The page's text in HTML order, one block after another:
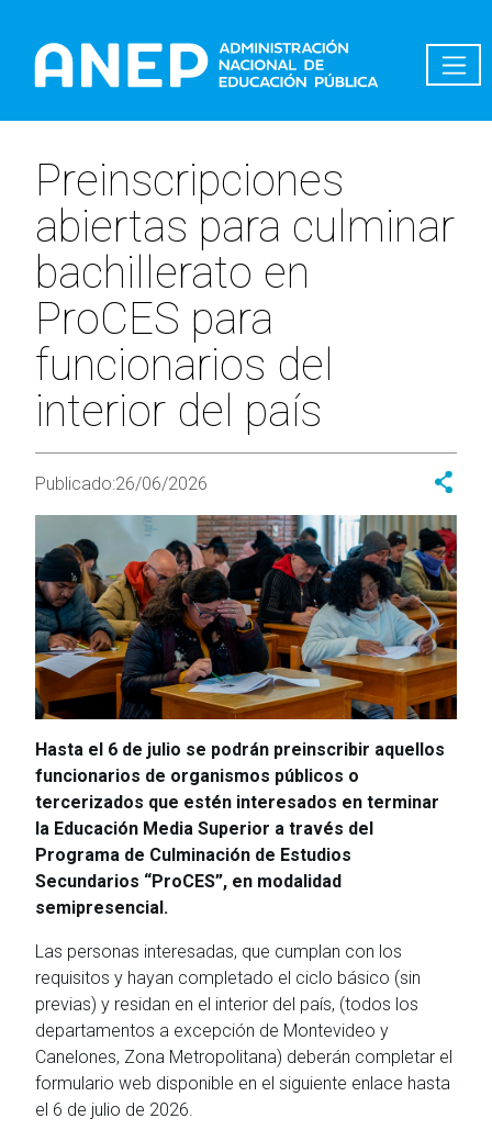
Preinscripciones
abiertas para culminar
bachillerato en
ProCES para
funcionarios del
interior del país
Publicado:26/06/2026
Hasta el 6 de julio se podrán preinscribir aquellos
funcionarios de organismos públicos o
tercerizados que estén interesados en terminar
la Educación Media Superior a través del
Programa de Culminación de Estudios
Secundarios “ProCES”, en modalidad
semipresencial.
Las personas interesadas, que cumplan con los
requisitos y hayan completado el ciclo básico (sin
previas) y residan en el interior del país, (todos los
departamentos a excepción de Montevideo y
Canelones, Zona Metropolitana) deberán completar el
formulario web disponible en el siguiente enlace hasta
el 6 de julio de 2026.